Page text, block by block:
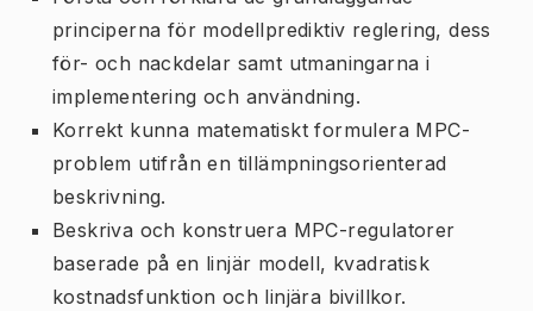
principerna för modellprediktiv reglering, dess
för- och nackdelar samt utmaningarna i
implementering och användning.
Korrekt kunna matematiskt formulera MPC-
problem utifrån en tillämpningsorienterad
beskrivning.
Beskriva och konstruera MPC-regulatorer
baserade på en linjär modell, kvadratisk
kostnadsfunktion och linjära bivillkor.